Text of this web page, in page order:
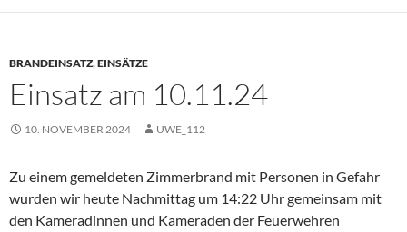
BRANDEINSATZ,EINSÄTZE
Einsatz am 10.11.24
10. NOVEMBER 2024 UWE_112
Zu einem gemeldeten Zimmerbrand mit Personen in Gefahr
wurden wir heute Nachmittag um 14:22 Uhr gemeinsam mit
den Kameradinnen und Kameraden der Feuerwehren